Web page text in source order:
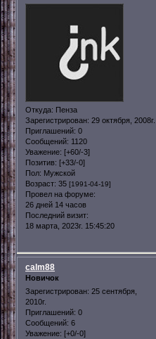
Откуда: Пенза
Зарегистрирован: 29 октября, 2008г.
Приглашений: 0
Сообщений: 1120
Уважение: [+60/-3]
Позитив: [+33/-0]
Пол: Мужской
Возраст: 35 [1991-04-19]
Провел на форуме:
26 дней 14 часов
Последний визит:
18 марта, 2023г. 15:45:20
calm88
Новичок
Зарегистрирован: 25 сентября,
2010г.
Приглашений: 0
Сообщений: 6
Уважение: [+0/-0]